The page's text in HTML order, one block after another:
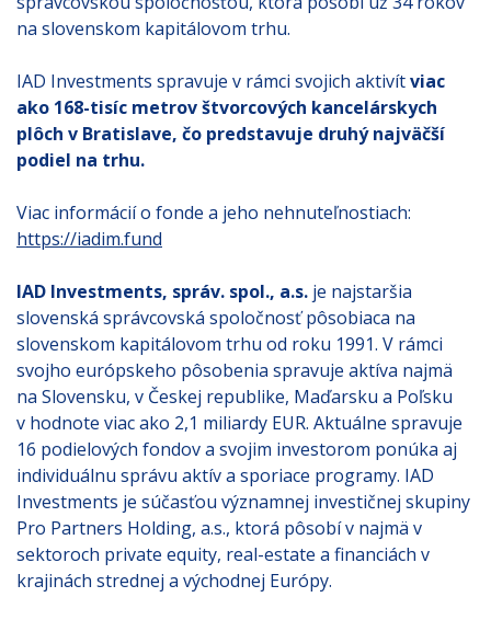
na slovenskom kapitálovom trhu.
IAD Investments spravuje v rámci svojich aktivítviac
ako 168-tisíc metrov štvorcových kancelárskych
plôch v Bratislave, čo predstavuje druhý najväčší
podiel na trhu.
Viac informácií o fonde a jeho nehnuteľnostiach:
https://iadim.fund
IAD Investments, správ. spol., a.s. je najstaršia
slovenská správcovská spoločnosť pôsobiaca na
slovenskom kapitálovom trhu od roku 1991. V rámci
svojho európskeho pôsobenia spravuje aktíva najmä
na Slovensku, v Českej republike, Maďarsku a Poľsku
v hodnote viac ako 2,1 miliardy EUR. Aktuálne spravuje
16 podielových fondov a svojim investorom ponúka aj
individuálnu správu aktív a sporiace programy. IAD
Investments je súčasťou významnej investičnej skupiny
Pro Partners Holding, a.s., ktorá pôsobí v najmä v
sektoroch private equity, real-estate a financiách v
krajinách strednej a východnej Európy.